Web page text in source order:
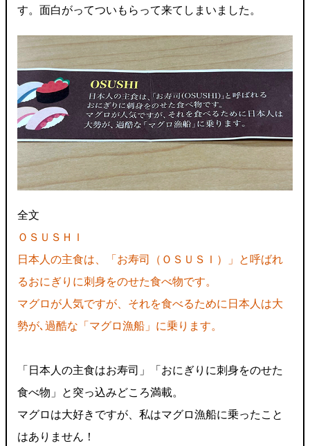
す。面白がってついもらって来てしまいました。
全文
ＯＳＵＳＨＩ
日本人の主食は、「お寿司（ＯＳＵＳＩ）」と呼ばれ
るおにぎりに刺身をのせた食べ物です。
マグロが人気ですが、それを食べるために日本人は大
勢が､過酷な「マグロ漁船」に乗ります。
「日本人の主食はお寿司」「おにぎりに刺身をのせた
食べ物」と突っ込みどころ満載。
マグロは大好きですが、私はマグロ漁船に乗ったこと
はありません！